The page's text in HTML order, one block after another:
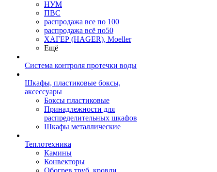
НУМ
ПВС
распродажа все по 100
распродажа всё по50
ХАГЕР (HAGER), Moeller
Ещё
Система контроля протечки воды
Шкафы, пластиковые боксы,
аксессуары
Боксы пластиковые
Принадлежности для
распределительных шкафов
Шкафы металлические
Теплотехника
Камины
Конвекторы